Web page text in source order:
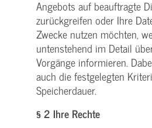
Angebots auf beauftragte
zurückgreifen oder Ihre
Zwecke nutzen möchten,
untenstehend im Detail
Vorgänge informieren.
auch die festgelegten
Speicherdauer.
§ 2 Ihre Rechte